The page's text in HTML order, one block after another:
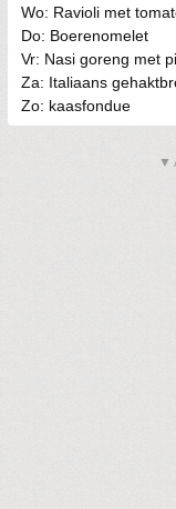
Wo: Ravioli met
Do: Boerenomelet
Vr: Nasi goreng met
Za: Italiaans
Zo: kaasfondue
▼